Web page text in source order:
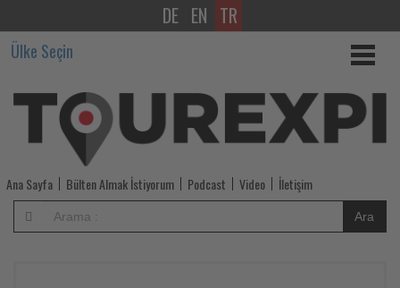
Küba'nın
zor
denklemi,
baskı,
kriz
ve
gelecek
DE EN TR
Ülke Seçin
Ana Sayfa Bülten Almak İstiyorum Podcast Video İletişim
Ara